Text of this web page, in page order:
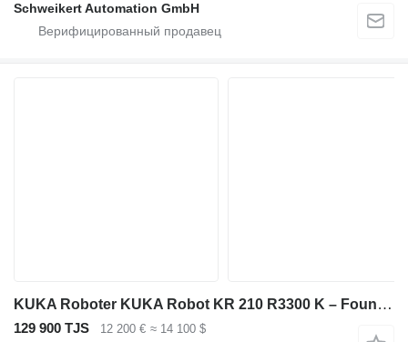
Schweikert Automation GmbH
KUKA Roboter KUKA Robot KR 210 R3300 K – Foundry ultra (45 Betriebsst
129 900 TJS 12 200 € ≈ 14 100 $